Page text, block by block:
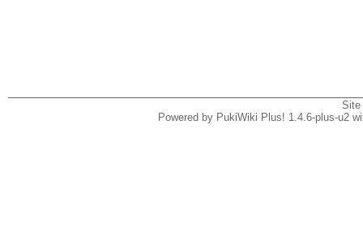
Powered by PukiWiki Plus! 1.4.6-plus-u2